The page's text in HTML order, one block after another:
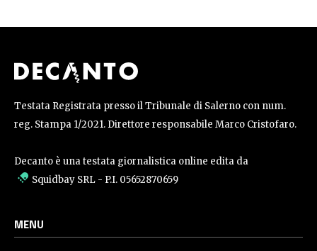
Testata Registrata presso il Tribunale di Salerno con num.
reg. Stampa 1/2021. Direttore responsabile Marco Cristofaro.
Decanto è una testata giornalistica online edita da
Squidbay SRL - P.I. 05652870659
MENU